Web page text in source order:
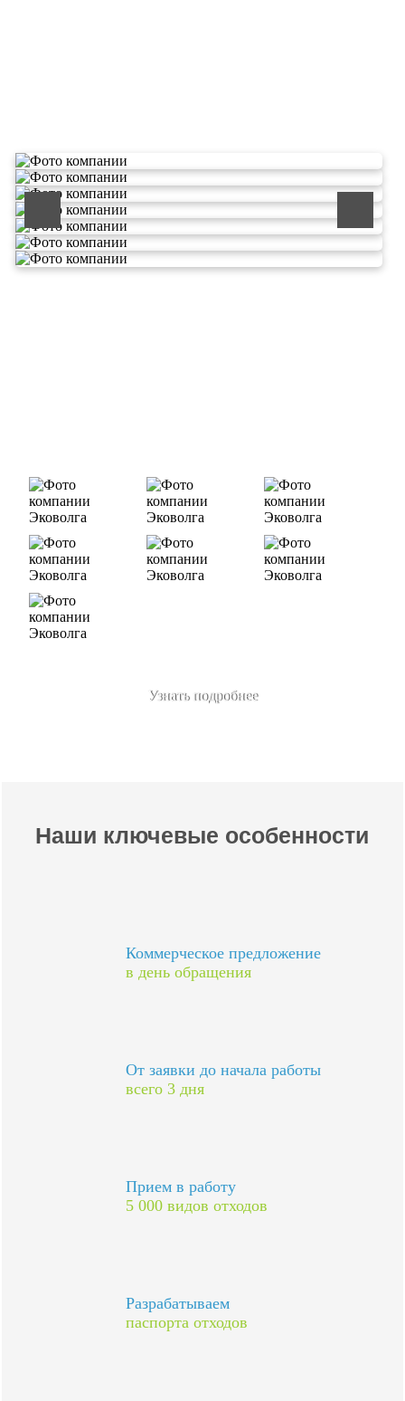
ООО «ЭКОВОЛГА» является современной и
Узнать подробнее
Наши ключевые особенности
Коммерческое предложение
в день обращения
От заявки до начала работы
всего 3 дня
Прием в работу
5 000 видов отходов
Разрабатываем
паспорта отходов